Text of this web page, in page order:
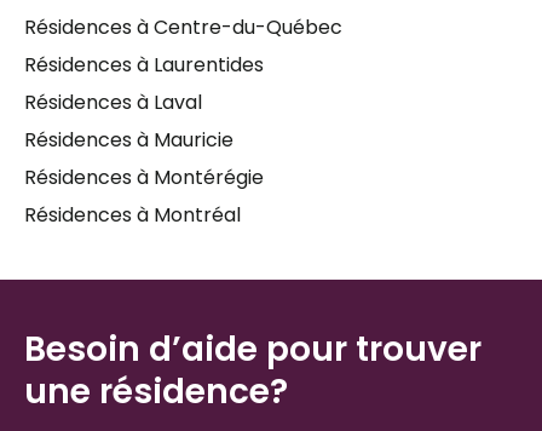
depuis des années ne sont pas les mêmes que ceux
de quelqu'un qui sort d'un séjour à l'hôpital. C'est
pourquoi prendre le temps de bien évaluer les
options disponibles à
poser les bonnes questions — peut faire une grande
différence dans le bien-être futur de votre proche.
Un accompagnement personnalisé, offert
Résidences à Centre-du-Québec
Résidences à Laurentides
Résidences à Laval
Résidences à Mauricie
Résidences à Montérégie
Résidences à Montréal
Besoin d’aide pour trouver
une résidence?